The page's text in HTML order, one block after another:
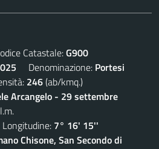
Catastale:G900
Denominazione: Portesi
246(ab/kmq.)
Arcangelo - 29 settembre
7° 16' 15''
Chisone, San Secondo di